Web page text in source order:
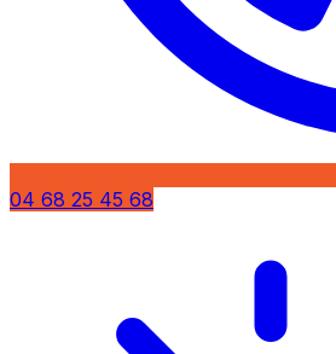
04 68 25 45 68